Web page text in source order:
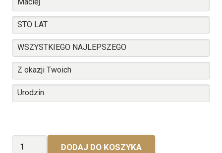
ilość
DODAJ DO KOSZYKA